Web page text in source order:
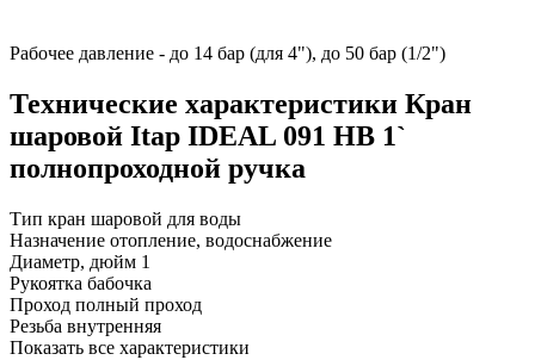
Рабочее давление - до 14 бар (для 4"), до 50 бар (1/2")
Технические характеристики Кран
шаровой Itap IDEAL 091 НВ 1`
полнопроходной ручка
Тип кран шаровой для воды
Назначение отопление, водоснабжение
Диаметр, дюйм 1
Рукоятка бабочка
Проход полный проход
Резьба внутренняя
Показать все характеристики